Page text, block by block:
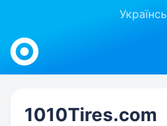
Work.ua
1010Tires.com